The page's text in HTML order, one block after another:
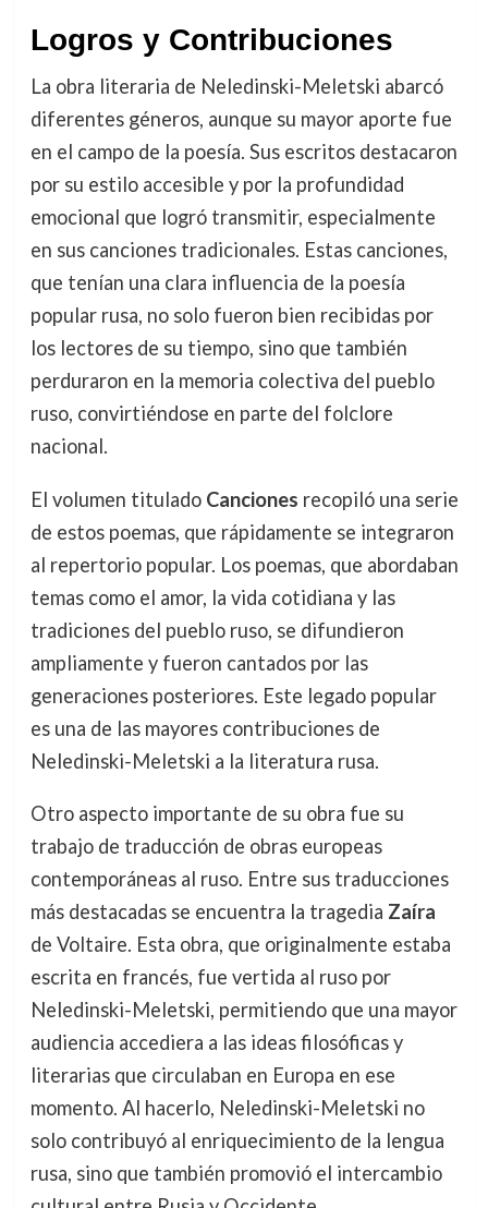
Logros y Contribuciones
La obra literaria de Neledinski-Meletski abarcó
diferentes géneros, aunque su mayor aporte fue
en el campo de la poesía. Sus escritos destacaron
por su estilo accesible y por la profundidad
emocional que logró transmitir, especialmente
en sus canciones tradicionales. Estas canciones,
que tenían una clara influencia de la poesía
popular rusa, no solo fueron bien recibidas por
los lectores de su tiempo, sino que también
perduraron en la memoria colectiva del pueblo
ruso, convirtiéndose en parte del folclore
nacional.
El volumen titulado Canciones recopiló una serie
de estos poemas, que rápidamente se integraron
al repertorio popular. Los poemas, que abordaban
temas como el amor, la vida cotidiana y las
tradiciones del pueblo ruso, se difundieron
ampliamente y fueron cantados por las
generaciones posteriores. Este legado popular
es una de las mayores contribuciones de
Neledinski-Meletski a la literatura rusa.
Otro aspecto importante de su obra fue su
trabajo de traducción de obras europeas
contemporáneas al ruso. Entre sus traducciones
más destacadas se encuentra la tragedia Zaíra
de Voltaire. Esta obra, que originalmente estaba
escrita en francés, fue vertida al ruso por
Neledinski-Meletski, permitiendo que una mayor
audiencia accediera a las ideas filosóficas y
literarias que circulaban en Europa en ese
momento. Al hacerlo, Neledinski-Meletski no
solo contribuyó al enriquecimiento de la lengua
rusa, sino que también promovió el intercambio